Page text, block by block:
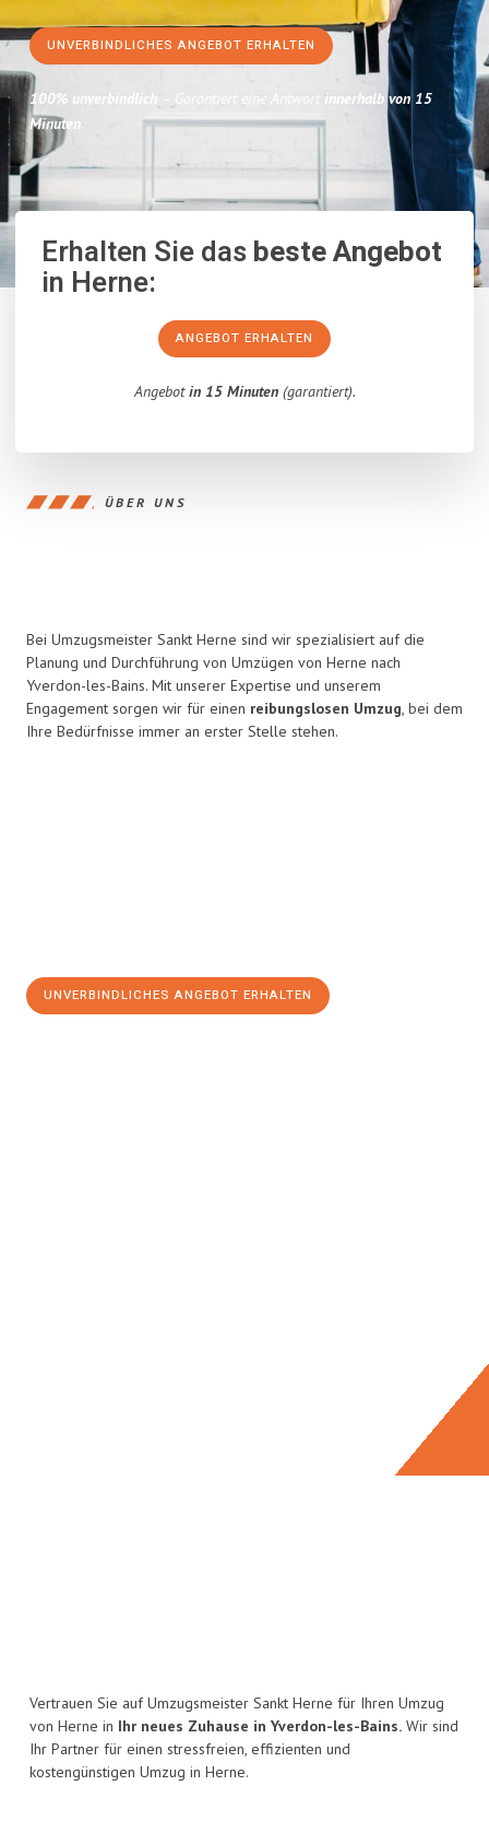
UNVERBINDLICHES ANGEBOT ERHALTEN
100% unverbindlich – Garantiert eine Antwort innerhalb von 15
Minuten.
Erhalten Sie dasbeste Angebot
in Herne:
ANGEBOT ERHALTEN
Angebotin 15 Minuten(garantiert).
ÜBER UNS
Bei Umzugsmeister Sankt Herne sind wir spezialisiert auf die
Planung und Durchführung von Umzügen von Herne nach
Yverdon-les-Bains. Mit unserer Expertise und unserem
Engagement sorgen wir für einen reibungslosen Umzug, bei dem
Ihre Bedürfnisse immer an erster Stelle stehen.
UNVERBINDLICHES ANGEBOT ERHALTEN
Vertrauen Sie auf Umzugsmeister Sankt Herne für Ihren Umzug
von Herne in Ihr neues Zuhause in Yverdon-les-Bains. Wir sind
Ihr Partner für einen stressfreien, effizienten und
kostengünstigen Umzug in Herne.